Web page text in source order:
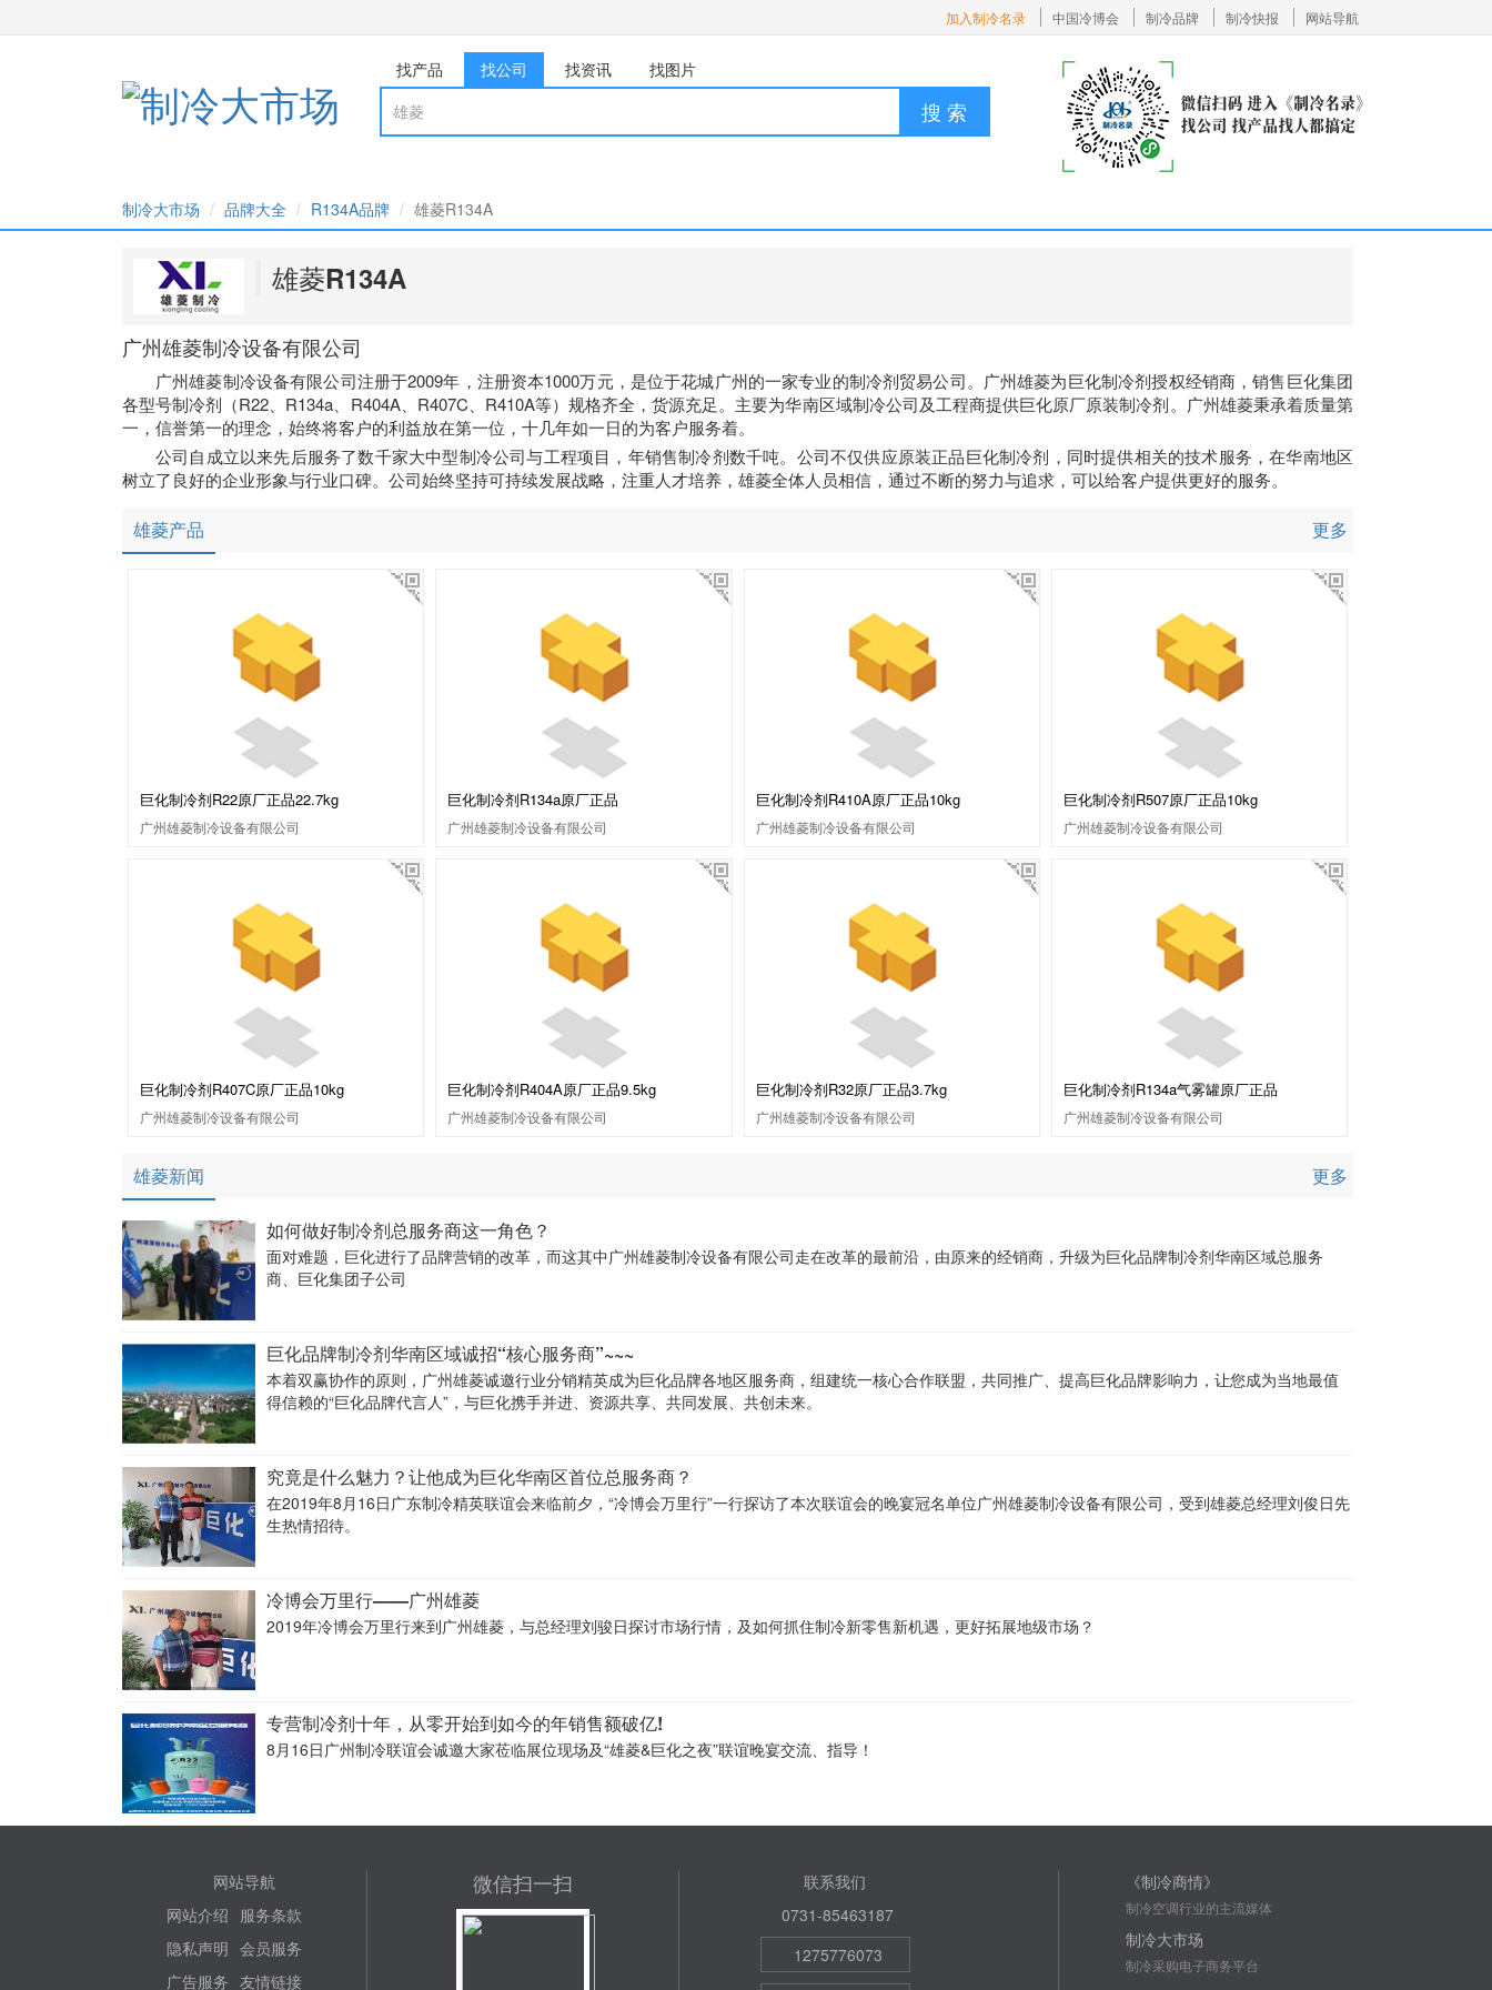
加入制冷名录 中国冷博会 制冷品牌 制冷快报 网站导航
找产品 找公司 找资讯 找图片
搜 索
制冷大市场 品牌大全 R134A品牌 雄菱R134A
雄菱R134A
广州雄菱制冷设备有限公司
广州雄菱制冷设备有限公司注册于2009年，注册资本1000万元，是位于花城广州的一家专业的制冷剂贸易公司。广州雄菱为巨化制冷剂授权经销商，销售巨化集团
各型号制冷剂（R22、R134a、R404A、R407C、R410A等）规格齐全，货源充足。主要为华南区域制冷公司及工程商提供巨化原厂原装制冷剂。广州雄菱秉承着质量第
一，信誉第一的理念，始终将客户的利益放在第一位，十几年如一日的为客户服务着。
公司自成立以来先后服务了数千家大中型制冷公司与工程项目，年销售制冷剂数千吨。公司不仅供应原装正品巨化制冷剂，同时提供相关的技术服务，在华南地区
树立了良好的企业形象与行业口碑。公司始终坚持可持续发展战略，注重人才培养，雄菱全体人员相信，通过不断的努力与追求，可以给客户提供更好的服务。
雄菱产品 更多
巨化制冷剂R22原厂正品22.7kg
广州雄菱制冷设备有限公司
巨化制冷剂R134a原厂正品
广州雄菱制冷设备有限公司
巨化制冷剂R410A原厂正品10kg
广州雄菱制冷设备有限公司
巨化制冷剂R507原厂正品10kg
广州雄菱制冷设备有限公司
巨化制冷剂R407C原厂正品10kg
广州雄菱制冷设备有限公司
巨化制冷剂R404A原厂正品9.5kg
广州雄菱制冷设备有限公司
巨化制冷剂R32原厂正品3.7kg
广州雄菱制冷设备有限公司
巨化制冷剂R134a气雾罐原厂正品
广州雄菱制冷设备有限公司
雄菱新闻 更多
如何做好制冷剂总服务商这一角色？
面对难题，巨化进行了品牌营销的改革，而这其中广州雄菱制冷设备有限公司走在改革的最前沿，由原来的经销商，升级为巨化品牌制冷剂华南区域总服务
商、巨化集团子公司
巨化品牌制冷剂华南区域诚招“核心服务商”~~~
本着双赢协作的原则，广州雄菱诚邀行业分销精英成为巨化品牌各地区服务商，组建统一核心合作联盟，共同推广、提高巨化品牌影响力，让您成为当地最值
得信赖的“巨化品牌代言人”，与巨化携手并进、资源共享、共同发展、共创未来。
究竟是什么魅力？让他成为巨化华南区首位总服务商？
在2019年8月16日广东制冷精英联谊会来临前夕，“冷博会万里行”一行探访了本次联谊会的晚宴冠名单位广州雄菱制冷设备有限公司，受到雄菱总经理刘俊日先
生热情招待。
冷博会万里行——广州雄菱
2019年冷博会万里行来到广州雄菱，与总经理刘骏日探讨市场行情，及如何抓住制冷新零售新机遇，更好拓展地级市场？
专营制冷剂十年，从零开始到如今的年销售额破亿!
8月16日广州制冷联谊会诚邀大家莅临展位现场及“雄菱&巨化之夜”联谊晚宴交流、指导！
网站导航
网站介绍 服务条款
隐私声明 会员服务
广告服务 友情链接
微信扫一扫
联系我们
0731-85463187
1275776073
《制冷商情》
制冷空调行业的主流媒体
制冷大市场
制冷采购电子商务平台